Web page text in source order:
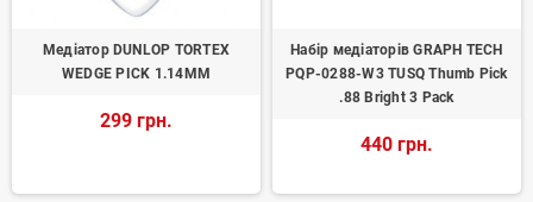
Медіатор DUNLOP TORTEX
WEDGE PICK 1.14MM
299 грн.
Набір медіаторів GRAPH TECH
PQP-0288-W3 TUSQ Thumb Pick
.88 Bright 3 Pack
440 грн.